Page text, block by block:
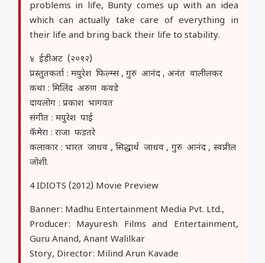
problems in life, Bunty comes up with an idea
which can actually take care of everything in
their life and bring back their life to stability.
४ ईडीअट (२०१२)
प्रस्तुतकर्ता : मयुरेश फिल्म्स , गुरु आनंद , अनंत वालीलकर
कथा : मिलिंद अरुण कवडे
दायलोग : प्रकाश भागवत
संगीत : मयुरेश पाई
कॅमेरा : राजा फडतरे
कलाकार : भारत जाधव , सिद्धार्थ जाधव , गुरु आनंद , स्वप्नील
जोशी.
4 IDIOTS (2012) Movie Preview
Banner: Madhu Entertainment Media Pvt. Ltd.,
Producer: Mayuresh Films and Entertainment,
Guru Anand, Anant Walilkar
Story, Director: Milind Arun Kavade